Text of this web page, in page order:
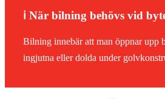
ℹ️ När bilning behövs vid
Bilning innebär att man öppnar upp
ingjutna eller dolda under